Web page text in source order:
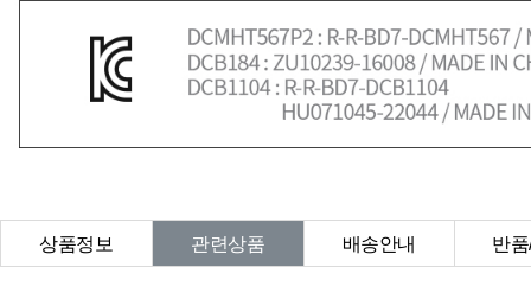
상품정보 관련상품 배송안내 반